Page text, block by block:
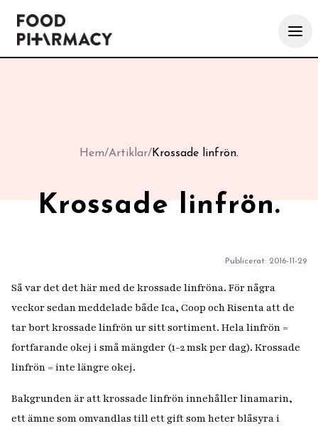
Hem/Artiklar/Krossade linfrön.
Krossade linfrön.
Publicerat: 2016-11-29
Så var det det här med de krossade linfröna. För några
veckor sedan meddelade både Ica, Coop och Risenta att de
tar bort krossade linfrön ur sitt sortiment. Hela linfrön =
fortfarande okej i små mängder (1-2 msk per dag). Krossade
linfrön = inte längre okej.
Bakgrunden är att krossade linfrön innehållerlinamarin,
ett ämne som omvandlas till ett gift som heterblåsyrai